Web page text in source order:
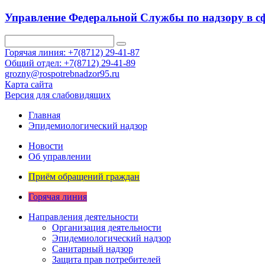
Управление Федеральной Службы по надзору в
Горячая линия: +7(8712) 29-41-87
Общий отдел: +7(8712) 29-41-89
grozny@rospotrebnadzor95.ru
Карта сайта
Версия для слабовидящих
Главная
Эпидемиологический надзор
Новости
Об управлении
Приём обращений граждан
Горячая линия
Направления деятельности
Организация деятельности
Эпидемиологический надзор
Санитарный надзор
Защита прав потребителей